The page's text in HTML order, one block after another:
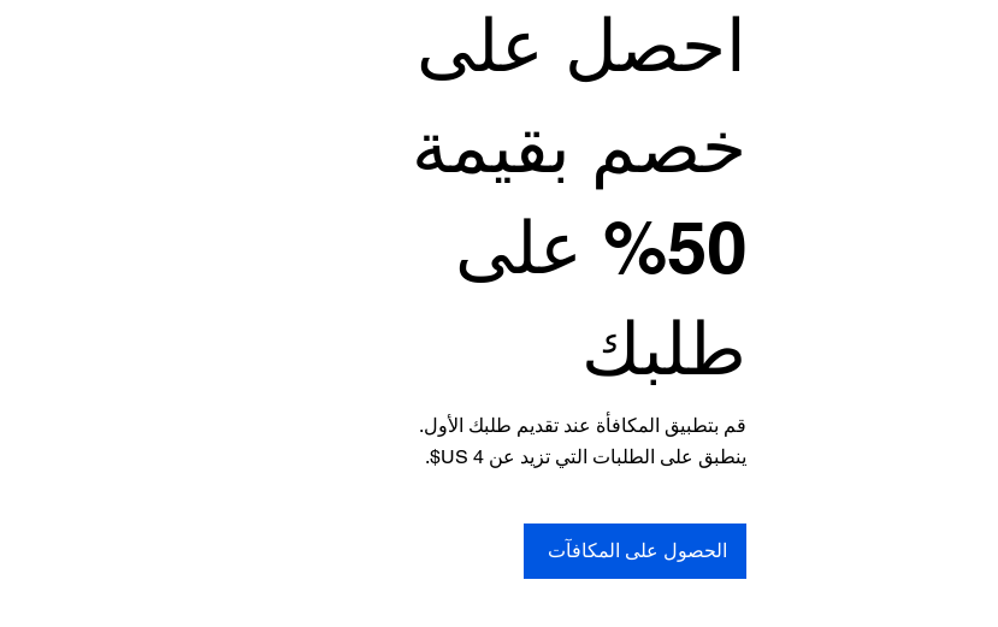
احصل على
خصم بقيمة
50% على
طلبك
قم بتطبيق المكافأة عند تقديم طلبك الأول.
الحصول على المكافآت
ينطبق على الطلبات التي تزيد عن ‏4 US$.